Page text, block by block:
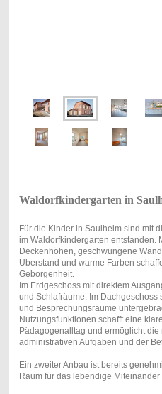
Waldorfkindergarten in
Für die Kinder in Saulheim sind mit
im Waldorfkindergarten entstanden.
Deckenhöhen, geschwungene
Überstand und warme Farben
Geborgenheit.
Im Erdgeschoss mit direktem
und Schlafräume. Im
und Besprechungsräume
Nutzungsfunktionen schafft eine
Pädagogenalltag und ermöglicht
administrativen Aufgaben und der
Ein zweiter Anbau ist bereits
Raum für das lebendige Miteinander